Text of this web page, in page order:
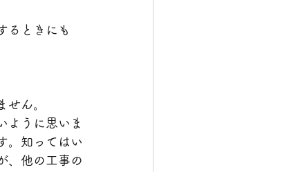
るときにも
ん。
ように思いま
。知ってはい
、他の工事の